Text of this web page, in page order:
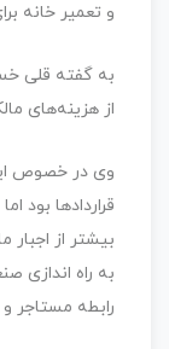
و تعمیر خانه
به گفته قلی
از هزینه‌های
وی در خصوص
قراردادها
بیشتر از اجبار
به راه اندازی
رابطه مستاجر